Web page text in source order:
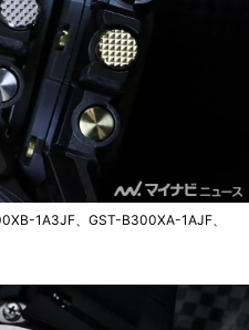
1A3JF、GST-B300XA-1AJF、